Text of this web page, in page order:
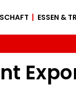
ESSEN &